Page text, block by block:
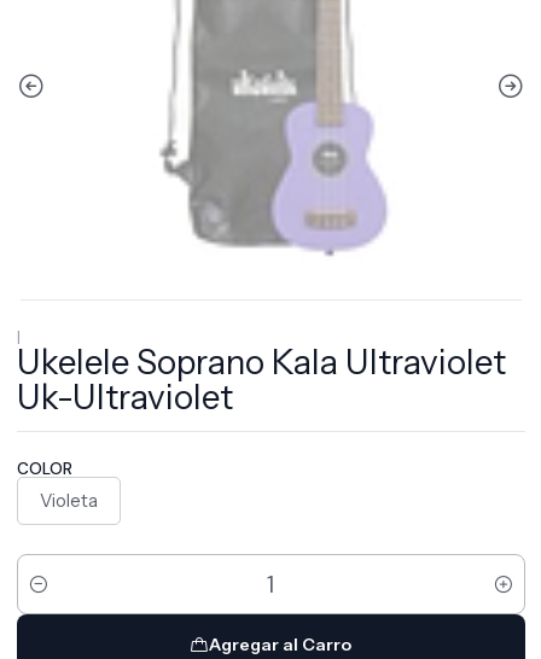
|
Ukelele Soprano Kala Ultraviolet
Uk-Ultraviolet
COLOR
Violeta
Cantidad
Agregar al Carro